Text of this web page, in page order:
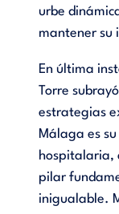
urbe
mantener su
En última
Torre
estrategias
Málaga es
hospitalaria,
pilar
inigualable.